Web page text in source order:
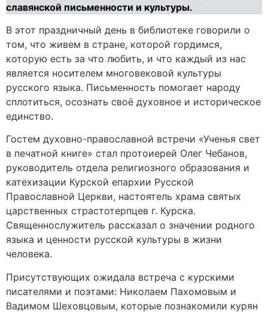
славянской письменности и культуры.
В этот праздничный день в библиотеке говорили о
том, что живем в стране, которой гордимся,
которую есть за что любить, и что каждый из нас
является носителем многовековой культуры
русского языка. Письменность помогает народу
сплотиться, осознать своё духовное и историческое
единство.
Гостем духовно-православной встречи «Ученья свет
в печатной книге» стал протоиерей Олег Чебанов,
руководитель отдела религиозного образования и
катехизации Курской епархии Русской
Православной Церкви, настоятель храма святых
царственных страстотерпцев г. Курска.
Священнослужитель рассказал о значении родного
языка и ценности русской культуры в жизни
человека.
Присутствующих ожидала встреча с курскими
писателями и поэтами: Николаем Пахомовым и
Вадимом Шеховцовым, которые познакомили курян